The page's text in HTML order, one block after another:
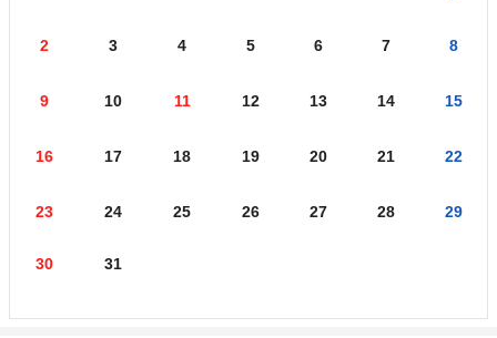
2 3 4 5 6 7 8
9 10 11 12 13 14 15
16 17 18 19 20 21 22
23 24 25 26 27 28 29
30 31